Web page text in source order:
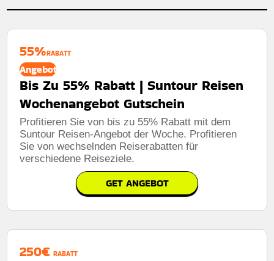
55%RABATT
Angebot
Bis Zu 55% Rabatt | Suntour Reisen
Wochenangebot Gutschein
Profitieren Sie von bis zu 55% Rabatt mit dem
Suntour Reisen-Angebot der Woche. Profitieren
Sie von wechselnden Reiserabatten für
verschiedene Reiseziele.
GET ANGEBOT
250€ RABATT